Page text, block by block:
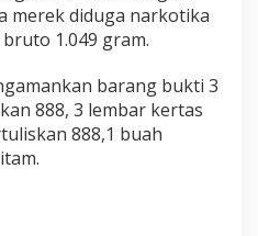
merek diduga narkotika
1.049 gram.
barang bukti 3
888, 3 lembar kertas
888,1 buah